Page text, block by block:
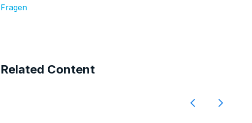
Fragen
Related Content